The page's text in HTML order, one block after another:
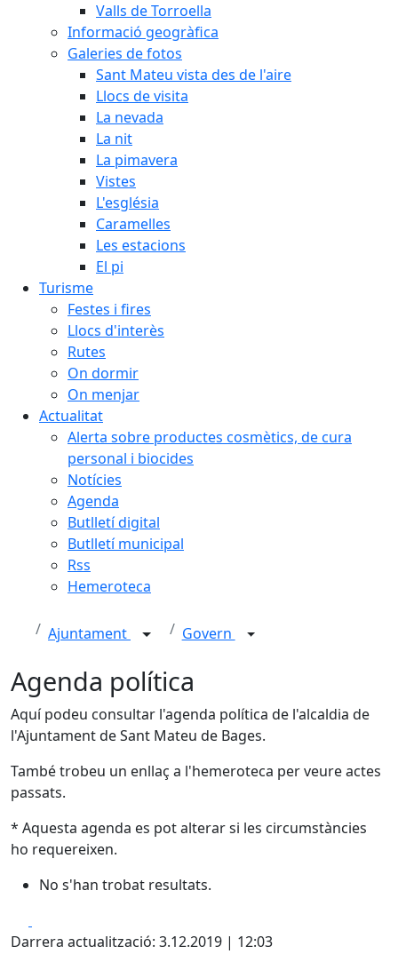
Valls de Torroella
Informació geogràfica
Galeries de fotos
Sant Mateu vista des de l'aire
Llocs de visita
La nevada
La nit
La pimavera
Vistes
L'església
Caramelles
Les estacions
El pi
Turisme
Festes i fires
Llocs d'interès
Rutes
On dormir
On menjar
Actualitat
Alerta sobre productes cosmètics, de cura
personal i biocides
Notícies
Agenda
Butlletí digital
Butlletí municipal
Rss
Hemeroteca
Ajuntament Govern
Agenda política
Aquí podeu consultar l'agenda política de l'alcaldia de
l'Ajuntament de Sant Mateu de Bages.
També trobeu un enllaç a l'hemeroteca per veure actes
passats.
* Aquesta agenda es pot alterar si les circumstàncies
ho requereixen.
No s'han trobat resultats.
Darrera actualització: 3.12.2019 | 12:03